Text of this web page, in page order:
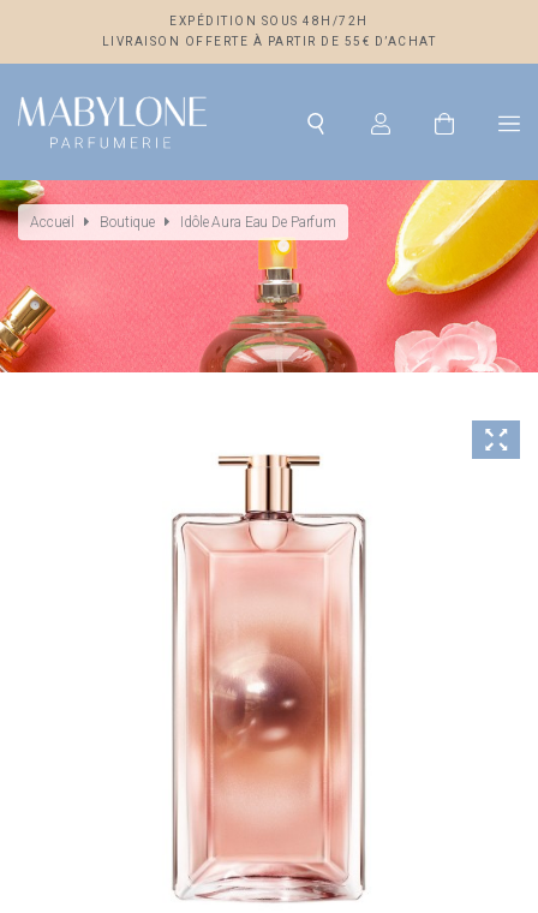
EXPÉDITION SOUS 48H/72H
LIVRAISON OFFERTE À PARTIR DE 55€ D’ACHAT
Accueil Boutique Idôle Aura Eau De Parfum